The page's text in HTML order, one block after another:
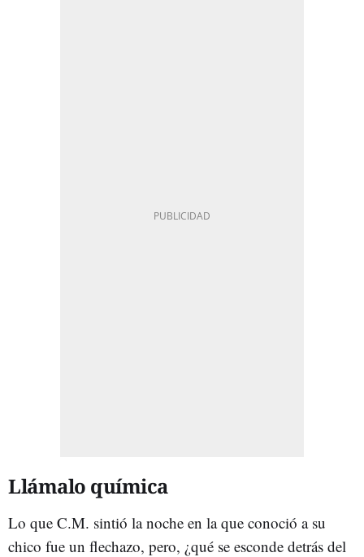
Llámalo química
Lo que C.M. sintió la noche en la que conoció a su
chico fue un flechazo, pero, ¿qué se esconde detrás del